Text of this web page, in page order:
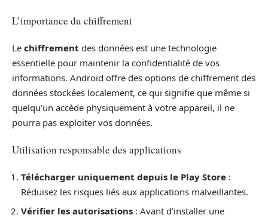
L’importance du chiffrement
Le chiffrement des données est une technologie
essentielle pour maintenir la confidentialité de vos
informations. Android offre des options de chiffrement des
données stockées localement, ce qui signifie que même si
quelqu’un accède physiquement à votre appareil, il ne
pourra pas exploiter vos données.
Utilisation responsable des applications
Télécharger uniquement depuis le Play Store :
Réduisez les risques liés aux applications malveillantes.
Vérifier les autorisations : Avant d’installer une